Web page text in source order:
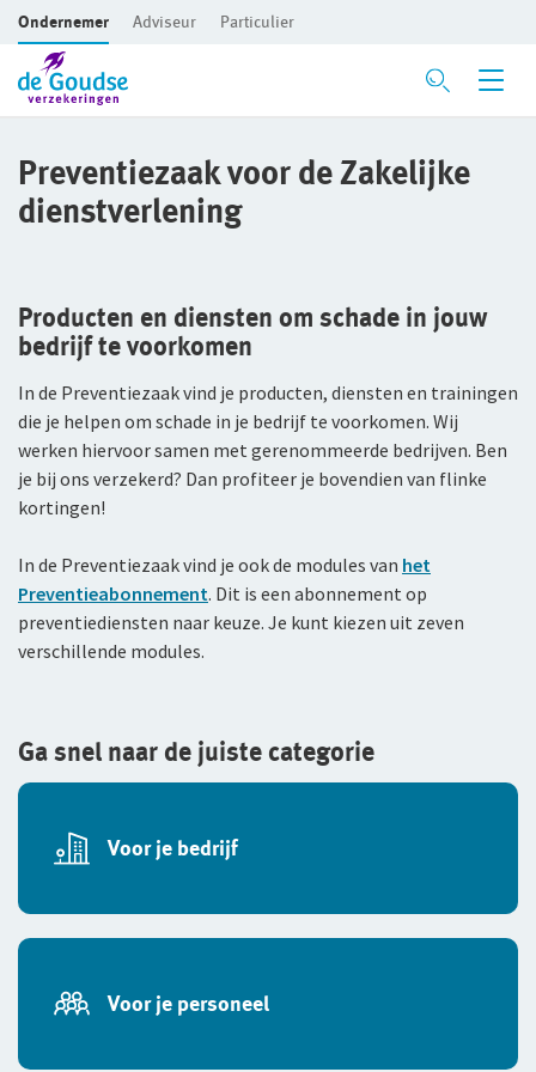
Ga direct naar de inhoud
Ondernemer Adviseur Particulier
Verzekeringen
Voor je bedrijf
Beroepsaansprakelijkheidsverzekering
Rechtsbijstandverzekering
Bedrijfsgebouwenverzekering
Bestelautoverzekering
Zakelijke personenautoverzekering
Voor je personeel
ZW-eigenrisicoverzekering
Nabestaandenverzekering Collectief
Branches
Detailhandel
Horeca
Persoonlijke dienstverlening
Andere branches
Risicomanagement
Het Preventieabonnement
Advies op maat
jou
Inloggen
Voor adviseurs
Voor expats
Service en contact
Contactformulier
Over De Goudse
Over De Goudse
Fondsen en koersen
Preventiezaak voor de Zakelijke
dienstverlening
Producten en diensten om schade in jouw
bedrijf te voorkomen
In de Preventiezaak vind je producten, diensten en trainingen
die je helpen om schade in je bedrijf te voorkomen. Wij
werken hiervoor samen met gerenommeerde bedrijven. Ben
je bij ons verzekerd? Dan profiteer je bovendien van flinke
kortingen!
In de Preventiezaak vind je ook de modules van het
Preventieabonnement. Dit is een abonnement op
preventiediensten naar keuze. Je kunt kiezen uit zeven
verschillende modules.
Ga snel naar de juiste categorie
Voor je bedrijf
Voor je personeel